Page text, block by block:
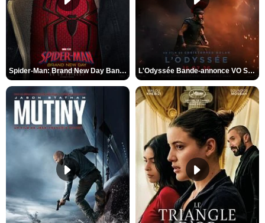
Spider-Man: Brand New Day Bande-annonce VO STFR L'Odyssée Bande-annonce VO STFR